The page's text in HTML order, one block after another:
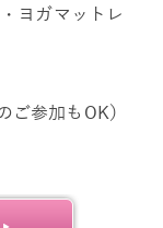
ヨガマットレ
参加もOK）